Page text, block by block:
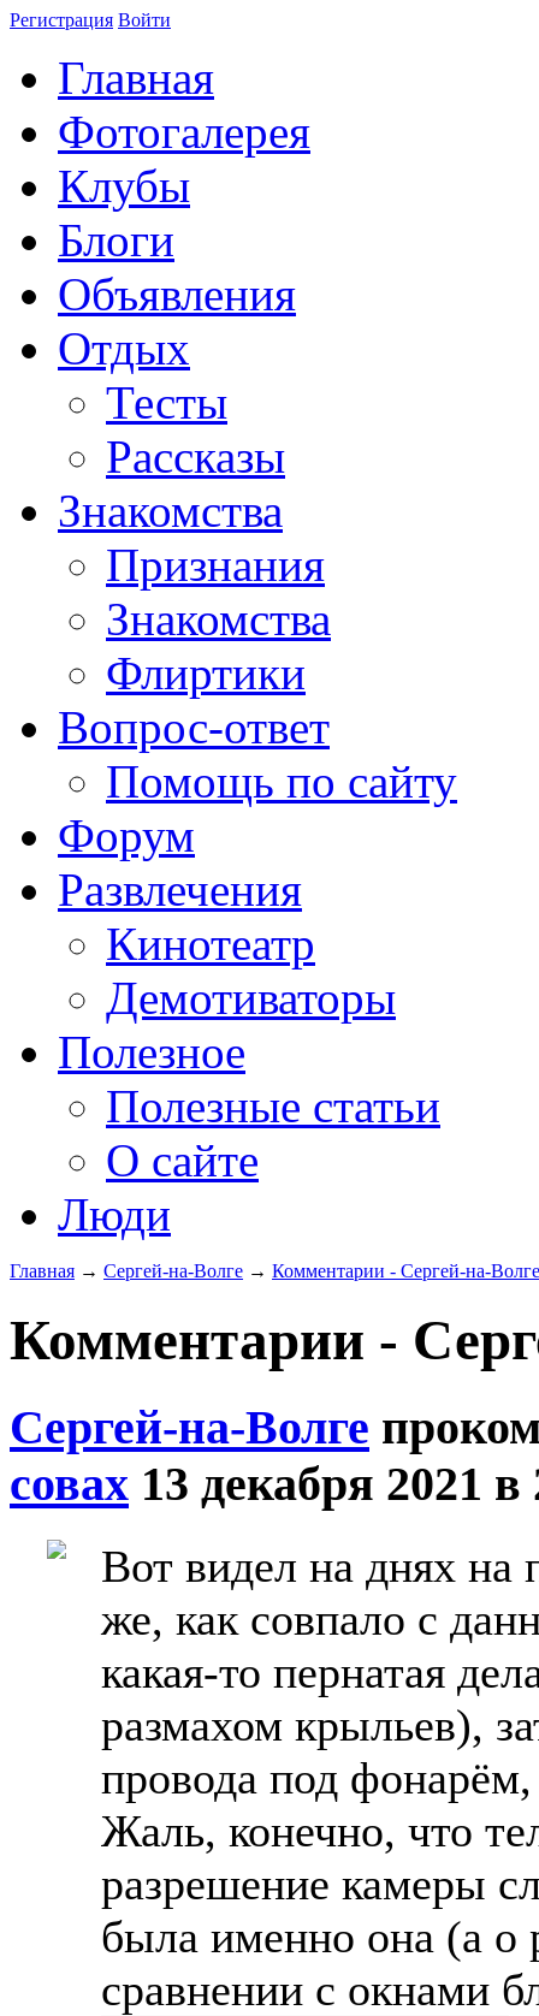
Регистрация Войти
Главная
Фотогалерея
Клубы
Блоги
Объявления
Отдых
Тесты
Рассказы
Знакомства
Признания
Знакомства
Флиртики
Вопрос-ответ
Помощь по сайту
Форум
Развлечения
Кинотеатр
Демотиваторы
Полезное
Полезные статьи
О сайте
Люди
Главная → Сергей-на-Волге → Комментарии - Сергей-на-Волге
Комментарии -
Сергей-на-Волге
совах 13 декабря 2021 в
Вот видел на днях на
же, как совпало с
какая-то пернатая
размахом крыльев),
провода под
Жаль, конечно, что
разрешение камеры
была именно она (а о
сравнении с окнами